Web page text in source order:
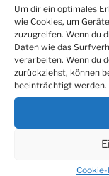
Um dir ein optimales
wie Cookies, um
zuzugreifen. Wenn du
Daten wie das
verarbeiten. Wenn du
zurückziehst, können
beeinträchtigt werden.
Homogenität,
der
Brown“, „Some
zeichnen das
legendären Mills
I doin“, mit dem
sehr interessant
Antwort testen,